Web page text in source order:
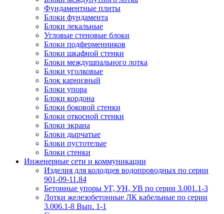
Фундаментные плиты
Блоки фундамента
Блоки лекальные
Угловые стеновые блоки
Блоки подферменников
Блоки шкафной стенки
Блоки междушпального лотка
Блоки уголковые
Блок карнизный
Блоки упора
Блоки кордона
Блоки боковой стенки
Блоки откосной стенки
Блоки экрана
Блоки дырчатые
Блоки пустотелые
Блоки стенки
Инженерные сети и коммуникации
Изделия для колодцев водопроводных по серии
901-09-11.84
Бетонные упоры УГ, УН, УВ по серии 3.001.1-3
Лотки железобетонные ЛК кабельные по серии
3.006.1-8 Вып. 1-1